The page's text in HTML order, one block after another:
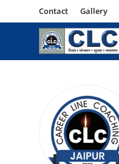
Contact Gallery
Events News
Educational News